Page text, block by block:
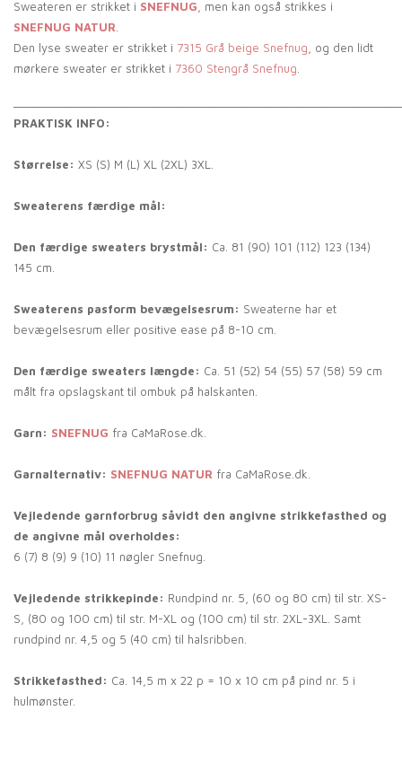
Sweateren er strikket i SNEFNUG , men kan også strikkes i
SNEFNUG NATUR
Den lyse sweater er strikket i 7315 Grå beige Snefnug , og den lidt
mørkere sweater er strikket i 7360 Stengrå Snefnug
PRAKTISK INFO:
Størrelse: XS (S) M (L) XL (2XL) 3XL.
Sweaterens færdige mål:
Den færdige sweaters brystmål: Ca. 81 (90) 101 (112) 123 (134)
145 cm.
Sweaterens pasform bevægelsesrum: Sweaterne har et
bevægelsesrum eller positive ease på 8-10 cm.
Den færdige sweaters længde: Ca. 51 (52) 54 (55) 57 (58) 59 cm
målt fra opslagskant til ombuk på halskanten.
Garn: SNEFNUG fra CaMaRose.dk.
Garnalternativ: SNEFNUG NATUR fra CaMaRose.dk.
Vejledende garnforbrug såvidt den angivne strikkefasthed og
de angivne mål overholdes:
6 (7) 8 (9) 9 (10) 11 nøgler Snefnug.
Vejledende strikkepinde: Rundpind nr. 5, (60 og 80 cm) til str. XS-
S, (80 og 100 cm) til str. M-XL og (100 cm) til str. 2XL-3XL. Samt
rundpind nr. 4,5 og 5 (40 cm) til halsribben.
Strikkefasthed: Ca. 14,5 m x 22 p = 10 x 10 cm på pind nr. 5 i
hulmønster.